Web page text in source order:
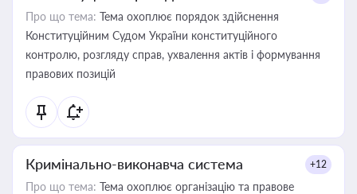
Про що тема: Тема охоплює порядок здійснення
Конституційним Судом України конституційного
контролю, розгляду справ, ухвалення актів і формування
правових позицій
Кримінально-виконавча система +12
Про що тема: Тема охоплює організацію та правове